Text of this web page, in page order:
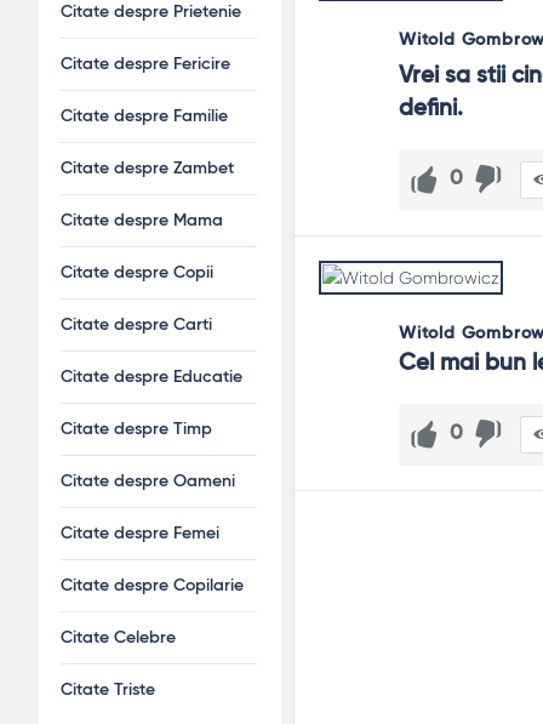
Witold
Vrei sa stii
defini.
0
Witold
Cel mai bun
0
Citate despre Prietenie
Citate despre Fericire
Citate despre Familie
Citate despre Zambet
Citate despre Mama
Citate despre Copii
Citate despre Carti
Citate despre Educatie
Citate despre Timp
Citate despre Oameni
Citate despre Femei
Citate despre Copilarie
Citate Celebre
Citate Triste